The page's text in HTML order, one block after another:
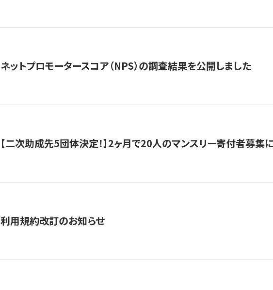
ネットプロモータースコア（NPS）の調査結果を公開しました
【二次助成先5団体決定！】2ヶ月で20人のマンスリー寄付者募集
利用規約改訂のお知らせ